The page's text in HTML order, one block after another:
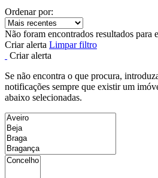
Ordenar por:
Não foram encontrados resultados para
Criar alerta Limpar filtro
Criar alerta
Se não encontra o que procura,
notificações sempre que existir um
abaixo selecionadas.